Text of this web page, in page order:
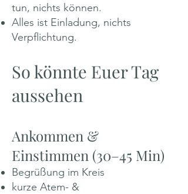
tun, nichts können.
Alles ist Einladung, nichts
Verpflichtung.
So könnte Euer Tag
aussehen
Ankommen &
Einstimmen (30–45 Min)
Begrüßung im Kreis
kurze Atem- &